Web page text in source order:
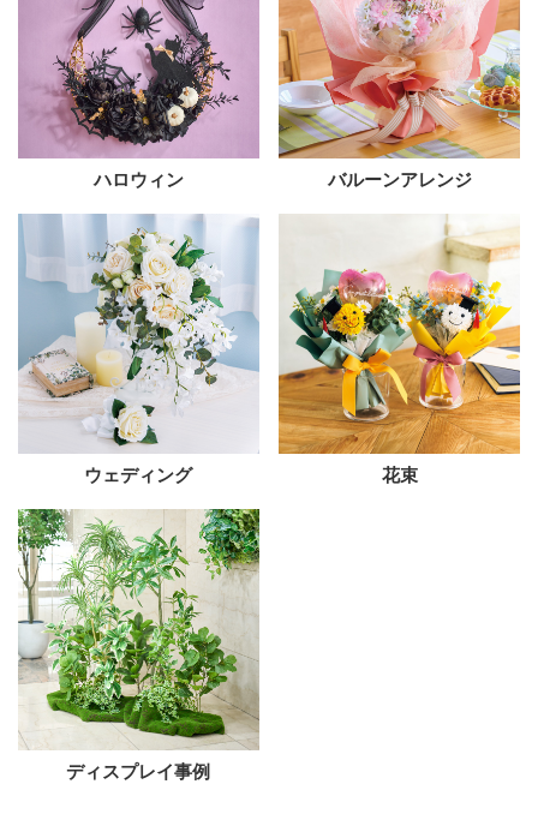
ハロウィン バルーンアレンジ
ウェディング 花束
ディスプレイ事例